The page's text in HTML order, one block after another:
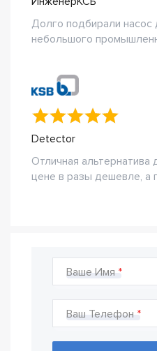
Долго подбирали
небольшого
Detector
Отличная
цене в разы дешевле, а
Ваше Имя
Ваш Телефон